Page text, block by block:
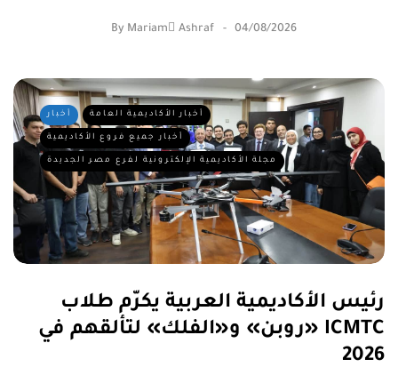
By Mariam ِAshraf 04/08/2026
أخبار أخبار الأكاديمية العامة
أخبار جميع فروع الأكاديمية
مجلة الأكاديمية الإلكترونية لفرع مصر الجديدة
رئيس الأكاديمية العربية يكرّم طلاب
«روبن» و«الفلك» لتألقهم في ICMTC
2026